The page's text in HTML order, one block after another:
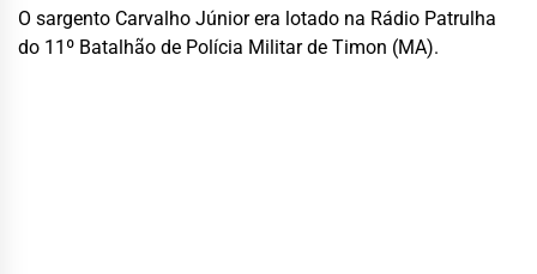
O sargento Carvalho Júnior era lotado na Rádio Patrulha
do 11º Batalhão de Polícia Militar de Timon (MA).